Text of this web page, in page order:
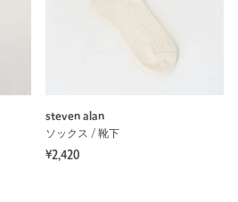
steven alan
ソックス / 靴下
¥2,420